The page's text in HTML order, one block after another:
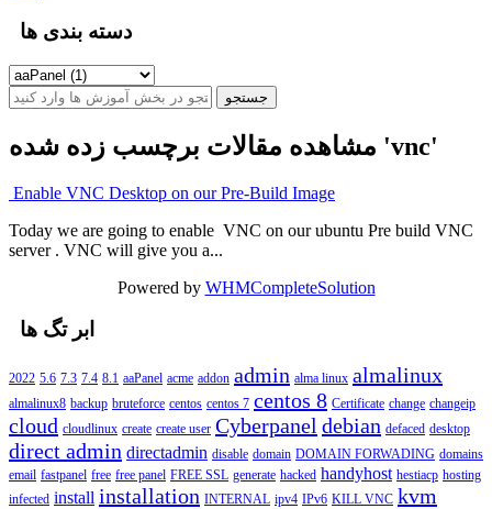
دسته بندی ها
مشاهده مقالات برچسب زده شده 'vnc'
Enable VNC Desktop on our Pre-Build Image
Today we are going to enable VNC on our ubuntu Pre build VNC
server . VNC will give you a...
Powered by WHMCompleteSolution
ابر تگ ها
2022 5.6 7.3 7.4 8.1 aaPanel acme addon admin alma linux almalinux
almalinux8 backup bruteforce centos centos 7 centos 8 Certificate change changeip
cloud cloudlinux create create user Cyberpanel debian defaced desktop
direct admin directadmin disable domain DOMAIN FORWADING domains
email fastpanel free free panel FREE SSL generate hacked handyhost hestiacp hosting
infected install installation INTERNAL ipv4 IPv6 KILL VNC kvm